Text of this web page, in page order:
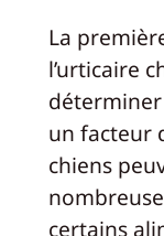
La
l’urticaire
déterminer
un facteur
chiens
certains